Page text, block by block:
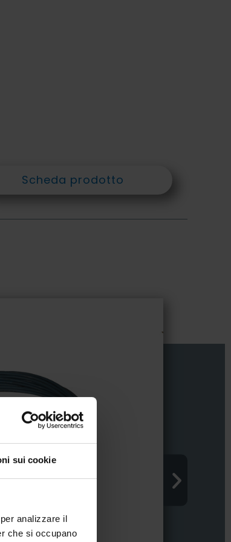
sui cookie
analizzare il
che si occupano
Scheda prodotto